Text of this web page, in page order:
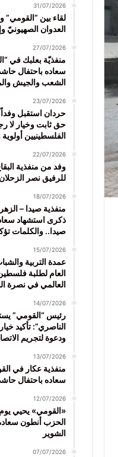
31/07/2026
لقاء بين “القومي”
العدوان الصهيونيّ
27/07/2026
منفذيّة بعلبك في
سعاده باحتفال
الشعب والجيش
23/07/2026
حردان استقبل وفداً
حق ثابت وخيار لا
الفلسطينيين أولوية
22/07/2026
وفد من منفذية
للرفيق نصر
18/07/2026
منفذية صيدا –
ذكرى استشهاد
صيدا.. والكلمات
15/07/2026
عمدة التربية
العام لطلبة
العالمي في نصرة
14/07/2026
رئيس “القومي”
الناصري”: تأكيد
ودعوة لتجريم
13/07/2026
سعاده باحتفال
12/07/2026
«القومي» يحيي
الحزب أنطون
الشوير
07/07/2026